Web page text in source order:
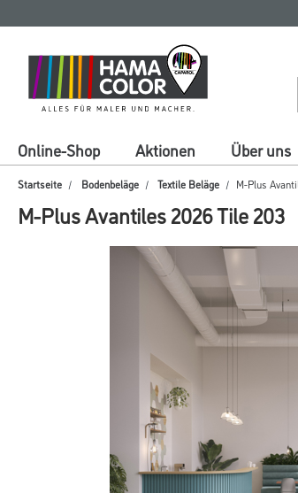
springen
springen
Online-Shop Aktionen Über uns
Startseite Bodenbeläge Textile Beläge M-Plus
M-Plus Avantiles 2026 Tile 203